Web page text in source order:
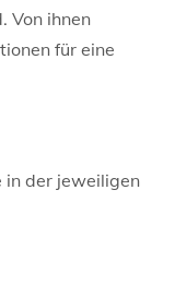
Von ihnen
für eine
in der jeweiligen